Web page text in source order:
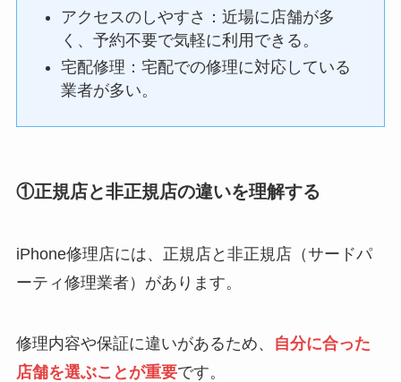
アクセスのしやすさ：近場に店舗が多
く、予約不要で気軽に利用できる。
宅配修理：宅配での修理に対応している
業者が多い。
①正規店と非正規店の違いを理解する
iPhone修理店には、正規店と非正規店（サードパ
ーティ修理業者）があります。
修理内容や保証に違いがあるため、
自分に合った
店舗を選ぶことが重要です。